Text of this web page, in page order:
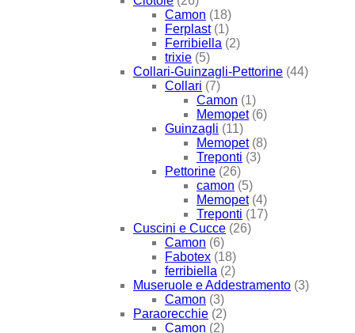
Camon (18)
Ferplast (1)
Ferribiella (2)
trixie (5)
Collari-Guinzagli-Pettorine (44)
Collari (7)
Camon (1)
Memopet (6)
Guinzagli (11)
Memopet (8)
Treponti (3)
Pettorine (26)
camon (5)
Memopet (4)
Treponti (17)
Cuscini e Cucce (26)
Camon (6)
Fabotex (18)
ferribiella (2)
Museruole e Addestramento (3)
Camon (3)
Paraorecchie (2)
Camon (2)